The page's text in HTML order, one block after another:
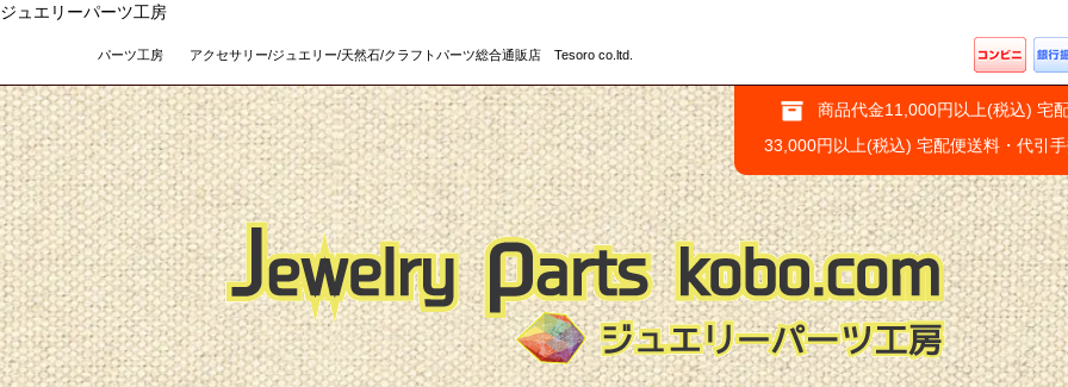
ジュエリーパーツ工房
パーツ工房 アクセサリー/ジュエリー/天然石/クラフトパーツ総合通販店 Tesoro co.ltd.
商品代金11,000円以上(税込) 宅
33,000円以上(税込) 宅配便送料・代引